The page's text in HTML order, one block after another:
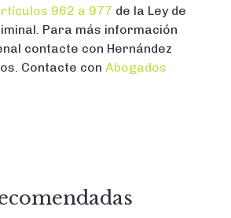
962 a 977 de la Ley de
Para más información
contacte con Hernández
Contacte con Abogados